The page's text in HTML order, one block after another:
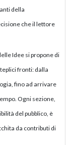
della
che il lettore
Idee si propone di
fronti: dalla
fino ad arrivare
Ogni sezione,
del pubblico, è
da contributi di